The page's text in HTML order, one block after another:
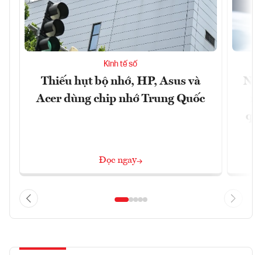
Kinh tế số
Thiếu hụt bộ nhớ, HP, Asus và
Acer dùng chip nhớ Trung Quốc
Đọc ngay